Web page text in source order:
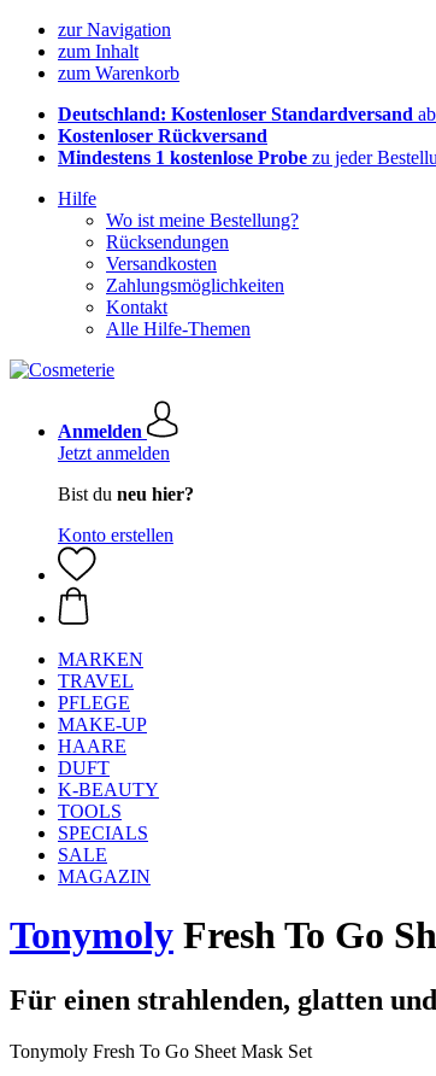
zur Navigation
zum Inhalt
zum Warenkorb
Deutschland: Kostenloser Standardversand
Kostenloser Rückversand
Mindestens 1 kostenlose Probe zu jeder
Hilfe
Wo ist meine Bestellung?
Rücksendungen
Versandkosten
Zahlungsmöglichkeiten
Kontakt
Alle Hilfe-Themen
Anmelden
Jetzt anmelden
Bist du neu hier?
Konto erstellen
MARKEN
TRAVEL
PFLEGE
MAKE-UP
HAARE
DUFT
K-BEAUTY
TOOLS
SPECIALS
SALE
MAGAZIN
Tonymoly Fresh To Go
Für einen strahlenden, glatten
Tonymoly Fresh To Go Sheet Mask Set